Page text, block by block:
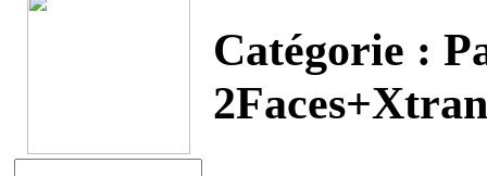
Catégorie :